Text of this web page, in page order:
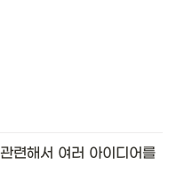
련해서 여러 아이디어를